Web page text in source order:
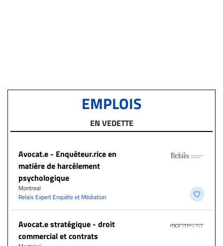
EMPLOIS
EN VEDETTE
Avocat.e - Enquêteur.rice en
matière de harcèlement
psychologique
Montreal
Relais Expert Enquête et Médiation
Avocat.e stratégique - droit
commercial et contrats